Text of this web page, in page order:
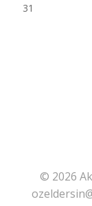
31
© 2026